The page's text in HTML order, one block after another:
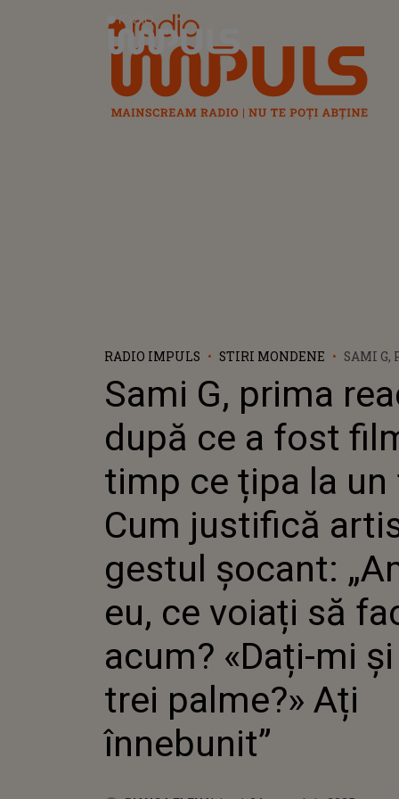
Radio Impuls
RADIO IMPULS STIRI MONDENE
SAMI G,
FILMAT
ȚIPA LA
FOST
FAC
DOUĂ-
AȚI
Sami G, prima
după ce a fost
timp ce țipa la un
Cum justifică
gestul șocant:
eu, ce voiați să
acum? «Dați-mi
trei palme?» Ați
înnebunit”